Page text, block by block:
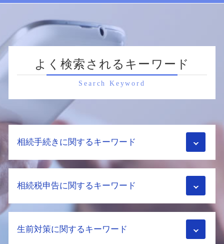
よく検索されるキーワード
Search Keyword
相続手続きに関するキーワード
相続財産 調査 方法
不動産相続 必要書類
遺留分 計算
相続税申告に関するキーワード
相続税 不動産
生前対策に関するキーワード